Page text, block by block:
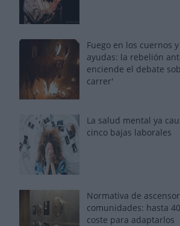
Fuego en los cuernos
ayudas: la rebelión
enciende el debate
carrer'
La salud mental ya
cinco bajas laborales
Normativa de
comunidades: hasta
coste para adaptarlos